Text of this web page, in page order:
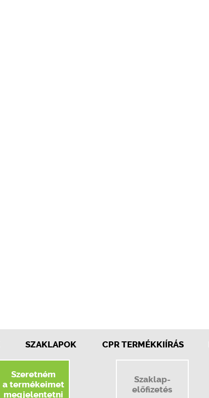
SZAKLAPOK CPR TERMÉKKIÍRÁS
Szeretném
a termékeimet
megjelentetni
Szaklap-
előfizetés